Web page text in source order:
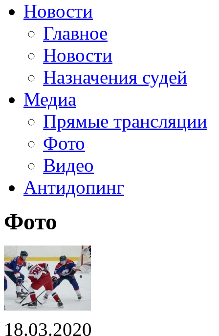
Новости
Главное
Новости
Назначения судей
Медиа
Прямые трансляции
Фото
Видео
Антидопинг
Фото
18.03.2020